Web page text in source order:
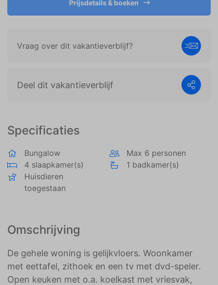
Specificaties
Bungalow
Max 6 personen
4 slaapkamer(s)
1 badkamer(s)
Huisdieren
toegestaan
Omschrijving
De gehele woning is gelijkvloers. Woonkamer
met eettafel, zithoek en een tv met dvd-speler.
Open keuken met o.a. koelkast met vriesvak,
Prijsdetails & boeken
Vraag over dit vakantieverblijf?
Deel dit vakantieverblijf
weergeven die zijn afgestemd op en relevant zijn